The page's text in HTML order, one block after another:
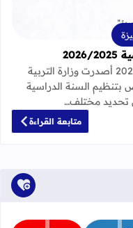
مقرر تنظيم السنة الدراسية 2026/2025 أصدرت وزارة التربية
بتنظيم السنة الدراسية
متابعة القراءة